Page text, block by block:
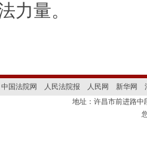
力量。
中国法院网 人民法院报 人民网 新华网
地址：许昌市前进路